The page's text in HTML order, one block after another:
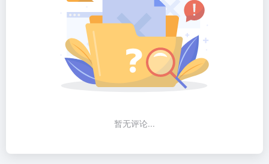
暂无评论...